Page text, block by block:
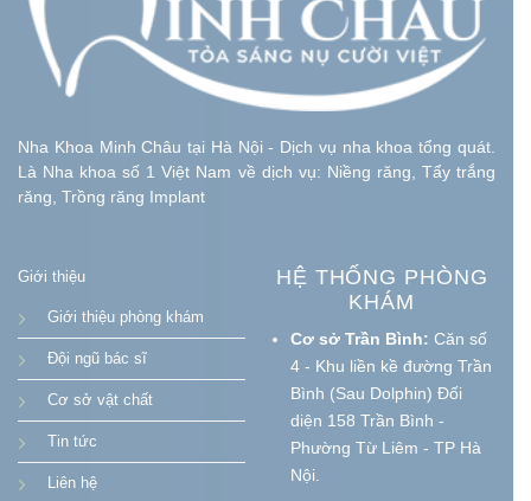
Nha Khoa Minh Châu tại Hà Nội - Dịch vụ nha khoa tổng quát.
Là Nha khoa số 1 Việt Nam về dịch vụ: Niềng răng, Tẩy trắng
răng, Trồng răng Implant
Giới thiệu
Giới thiệu phòng khám
Đội ngũ bác sĩ
Cơ sở vật chất
Tin tức
Liên hệ
HỆ THỐNG PHÒNG
KHÁM
Cơ sở Trần Bình: Căn số
4 - Khu liền kề đường Trần
Bình (Sau Dolphin) Đối
diện 158 Trần Bình -
Phường Từ Liêm - TP Hà
Nội.